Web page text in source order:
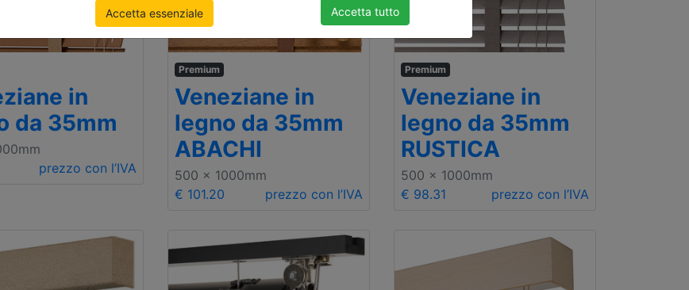
Accetta essenziale Accetta tutto
in
da 35mm
prezzo con l’IVA
Premium
Veneziane in
legno da 35mm
ABACHI
500 x 1000mm
€ 101.20
prezzo con l’IVA
Premium
Veneziane in
legno da 35mm
RUSTICA
500 x 1000mm
€ 98.31
prezzo con l’IVA